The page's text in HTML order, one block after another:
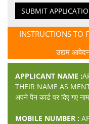
SUBMIT
INSTRUCTIONS TO
उद्यम
APPLICANT NAME :
THEIR NAME AS
अपने पैन कार्ड पर दिए गए
MOBILE NUMBER :